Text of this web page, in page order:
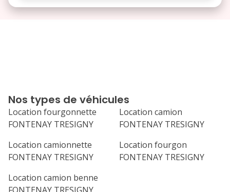
24 25 26
31
septembre 2026
lu ma me je
ve
1
Nos types de véhicules
Location fourgonnette
FONTENAY TRESIGNY
Location camion
FONTENAY TRESIGNY
Location camionnette
FONTENAY TRESIGNY
Location fourgon
FONTENAY TRESIGNY
Location camion benne